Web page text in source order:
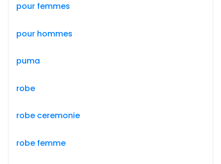
pour femmes
pour hommes
puma
robe
robe ceremonie
robe femme